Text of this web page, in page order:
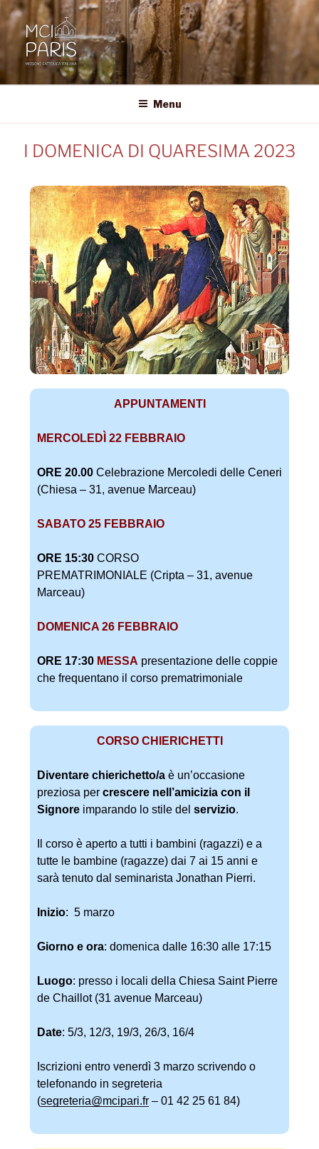
MCI • PARIS
Missione Cattolica Italiana Parigi
Menu
I DOMENICA DI QUARESIMA 2023
APPUNTAMENTI
MERCOLEDÌ 22 FEBBRAIO
ORE 20.00 Celebrazione Mercoledi delle Ceneri
(Chiesa – 31, avenue Marceau)
SABATO 25 FEBBRAIO
ORE 15:30 CORSO
PREMATRIMONIALE (Cripta – 31, avenue
Marceau)
DOMENICA 26 FEBBRAIO
ORE 17:30 MESSA presentazione delle coppie
che frequentano il corso prematrimoniale
CORSO CHIERICHETTI
Diventare chierichetto/a è un’occasione
preziosa per crescere nell’amicizia con il
Signore imparando lo stile del servizio.
Il corso è aperto a tutti i bambini (ragazzi) e a
tutte le bambine (ragazze) dai 7 ai 15 anni e
sarà tenuto dal seminarista Jonathan Pierri.
Inizio: 5 marzo
Giorno e ora: domenica dalle 16:30 alle 17:15
Luogo: presso i locali della Chiesa Saint Pierre
de Chaillot (31 avenue Marceau)
Date: 5/3, 12/3, 19/3, 26/3, 16/4
Iscrizioni entro venerdì 3 marzo scrivendo o
telefonando in segreteria
(segreteria@mcipari.fr – 01 42 25 61 84)